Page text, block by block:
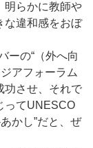
明らかに教師や
な違和感をおぼ
ーの“（外へ向
アフォーラム
功させ、それで
ってUNESCO
かし”だと、ぜ